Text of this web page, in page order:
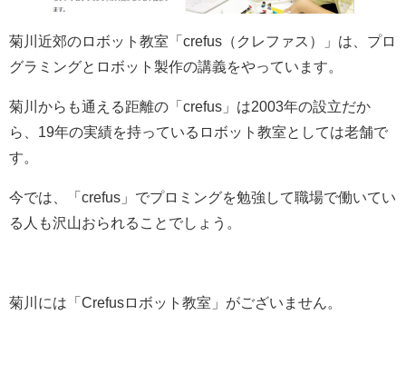
菊川近郊のロボット教室「crefus（クレファス）」は、プロ
グラミングとロボット製作の講義をやっています。
菊川からも通える距離の「crefus」は2003年の設立だか
ら、19年の実績を持っているロボット教室としては老舗で
す。
今では、「crefus」でプロミングを勉強して職場で働いてい
る人も沢山おられることでしょう。
菊川には「Crefusロボット教室」がございません。